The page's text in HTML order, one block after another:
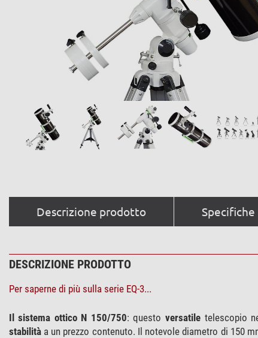
Descrizione prodotto Specifiche
DESCRIZIONE PRODOTTO
Per saperne di più sulla serie EQ-3...
Il sistema ottico N 150/750: questoversatile telescopio
stabilitàa un prezzo contenuto. Il notevole diametro di 150